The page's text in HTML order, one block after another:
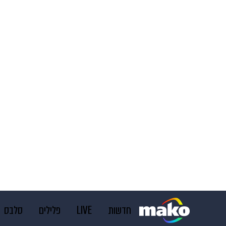
חדשות LIVE פלילים סלבס